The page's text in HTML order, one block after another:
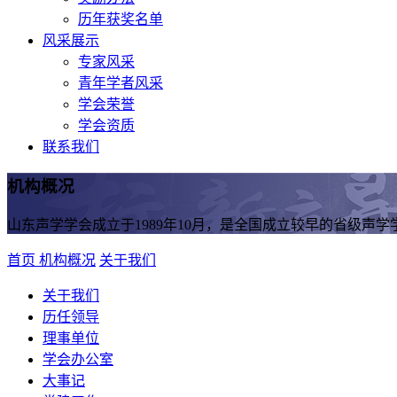
历年获奖名单
风采展示
专家风采
青年学者风采
学会荣誉
学会资质
联系我们
机构概况
山东声学学会成立于1989年10月，是全国成立较早的省级声学
首页 机构概况 关于我们
关于我们
历任领导
理事单位
学会办公室
大事记